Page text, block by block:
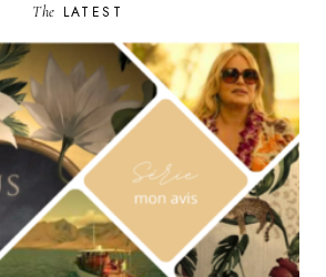
The LATEST